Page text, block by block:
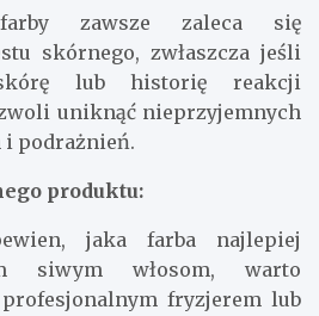
zawsze zaleca się
skórnego, zwłaszcza jeśli
lub historię reakcji
uniknąć nieprzyjemnych
podrażnień.
produktu:
jaka farba najlepiej
siwym włosom, warto
fryzjerem lub